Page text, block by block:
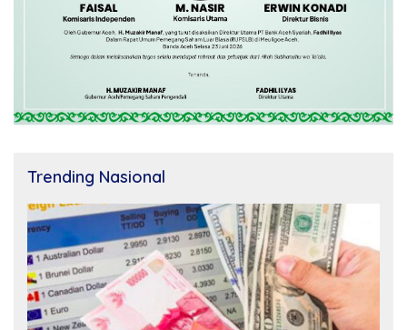
Trending Nasional